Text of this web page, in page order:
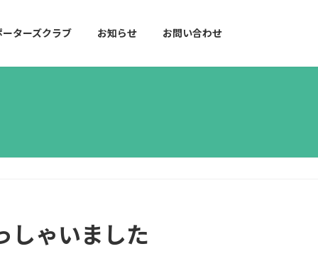
ターズクラブ お知らせ お問い合わせ
しゃいました